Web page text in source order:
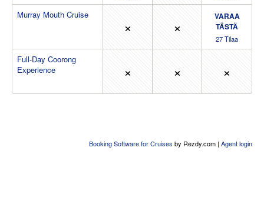
Murray Mouth Cruise
× ×
VARAA
TÄSTÄ
27Tilaa
Full-Day Coorong
Experience
× × ×
Booking Software for Cruises by Rezdy.com | Agent login